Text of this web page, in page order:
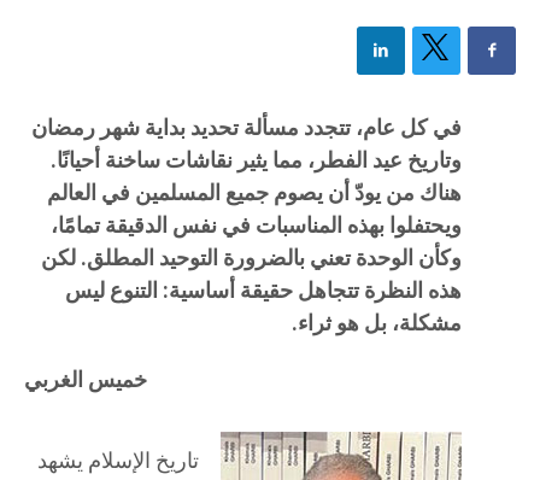
في كل عام، تتجدد مسألة تحديد بداية شهر رمضان
وتاريخ عيد الفطر، مما يثير نقاشات ساخنة أحيانًا.
هناك من يودّ أن يصوم جميع المسلمين في العالم
ويحتفلوا بهذه المناسبات في نفس الدقيقة تمامًا،
وكأن الوحدة تعني بالضرورة التوحيد المطلق. لكن
هذه النظرة تتجاهل حقيقة أساسية: التنوع ليس
مشكلة، بل هو ثراء.
خميس الغربي
تاريخ الإسلام يشهد